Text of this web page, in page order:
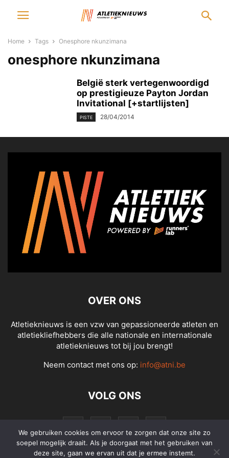
Home Tags Onesphore nkunzimana
onesphore nkunzimana
België sterk vertegenwoordigd
op prestigieuze Payton Jordan
Invitational [+startlijsten]
PISTE 28/04/2014
OVER ONS
Atletieknieuws is een vzw van gepassioneerde atleten en
atletiekliefhebbers die alle nationale en internationale
atletieknieuws tot bij jou brengt!
Neem contact met ons op: info@atni.be
VOLG ONS
We gebruiken cookies om ervoor te zorgen dat onze site zo
soepel mogelijk draait. Als je doorgaat met het gebruiken van
deze site, gaan we ervan uit dat je ermee instemt.